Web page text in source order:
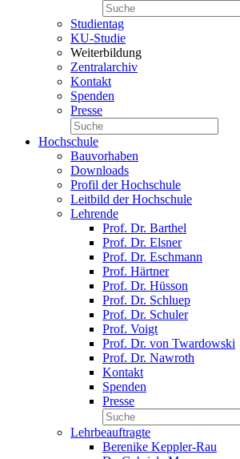
Studientag
KU-Studie
Weiterbildung
Zentralarchiv
Kontakt
Spenden
Presse
Hochschule
Bauvorhaben
Downloads
Profil der Hochschule
Leitbild der Hochschule
Lehrende
Prof. Dr. Barthel
Prof. Dr. Elsner
Prof. Dr. Eschmann
Prof. Härtner
Prof. Dr. Hüsson
Prof. Dr. Schluep
Prof. Dr. Schuler
Prof. Voigt
Prof. Dr. von Twardowski
Prof. Dr. Nawroth
Kontakt
Spenden
Presse
Lehrbeauftragte
Berenike Keppler-Rau